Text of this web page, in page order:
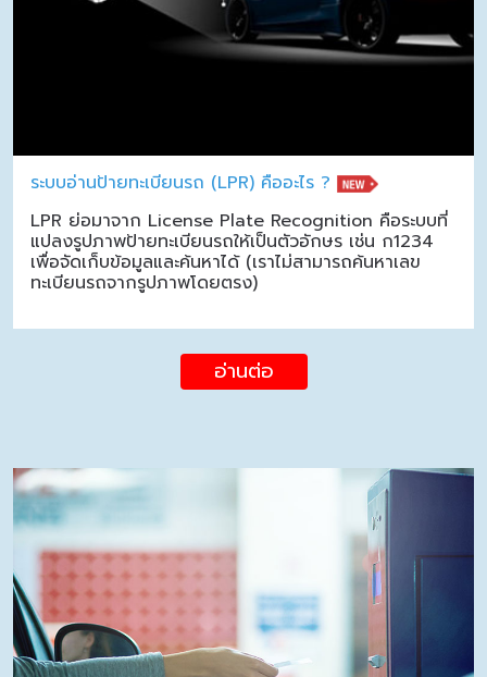
ระบบอ่านป้ายทะเบียนรถ (LPR) คืออะไร ?
LPR ย่อมาจาก License Plate Recognition คือระบบที่
แปลงรูปภาพป้ายทะเบียนรถให้เป็นตัวอักษร เช่น ก1234
เพื่อจัดเก็บข้อมูลและค้นหาได้ (เราไม่สามารถค้นหาเลข
ทะเบียนรถจากรูปภาพโดยตรง)
อ่านต่อ